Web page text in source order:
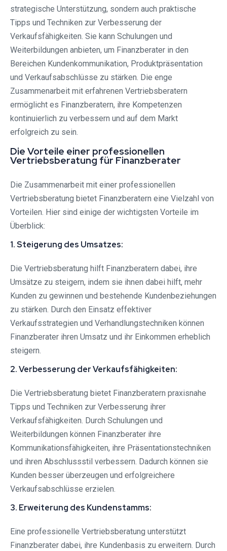
strategische Unterstützung, sondern auch praktische
Tipps und Techniken zur Verbesserung der
Verkaufsfähigkeiten. Sie kann Schulungen und
Weiterbildungen anbieten, um Finanzberater in den
Bereichen Kundenkommunikation, Produktpräsentation
und Verkaufsabschlüsse zu stärken. Die enge
Zusammenarbeit mit erfahrenen Vertriebsberatern
ermöglicht es Finanzberatern, ihre Kompetenzen
kontinuierlich zu verbessern und auf dem Markt
erfolgreich zu sein.
Die Vorteile einer professionellen
Vertriebsberatung für Finanzberater
Die Zusammenarbeit mit einer professionellen
Vertriebsberatung bietet Finanzberatern eine Vielzahl von
Vorteilen. Hier sind einige der wichtigsten Vorteile im
Überblick:
1. Steigerung des Umsatzes:
Die Vertriebsberatung hilft Finanzberatern dabei, ihre
Umsätze zu steigern, indem sie ihnen dabei hilft, mehr
Kunden zu gewinnen und bestehende Kundenbeziehungen
zu stärken. Durch den Einsatz effektiver
Verkaufsstrategien und Verhandlungstechniken können
Finanzberater ihren Umsatz und ihr Einkommen erheblich
steigern.
2. Verbesserung der Verkaufsfähigkeiten:
Die Vertriebsberatung bietet Finanzberatern praxisnahe
Tipps und Techniken zur Verbesserung ihrer
Verkaufsfähigkeiten. Durch Schulungen und
Weiterbildungen können Finanzberater ihre
Kommunikationsfähigkeiten, ihre Präsentationstechniken
und ihren Abschlussstil verbessern. Dadurch können sie
Kunden besser überzeugen und erfolgreichere
Verkaufsabschlüsse erzielen.
3. Erweiterung des Kundenstamms:
Eine professionelle Vertriebsberatung unterstützt
Finanzberater dabei, ihre Kundenbasis zu erweitern. Durch